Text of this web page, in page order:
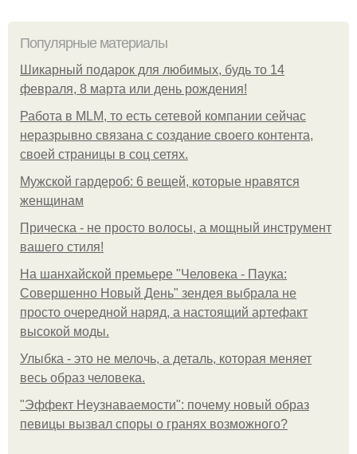
Популярные материалы
Шикарный подарок для любимых, будь то 14
февраля, 8 марта или день рождения!
Работа в MLM, то есть сетевой компании сейчас
неразрывно связана с создание своего контента,
своей страницы в соц сетях.
Мужской гардероб: 6 вещей, которые нравятся
женщинам
Прическа - не просто волосы, а мощный инструмент
вашего стиля!
На шанхайской премьере "Человека - Паука:
Совершенно Новый День" зендея выбрала не
просто очередной наряд, а настоящий артефакт
высокой моды.
Улыбка - это не мелочь, а деталь, которая меняет
весь образ человека.
"Эффект Неузнаваемости": почему новый образ
певицы вызвал споры о гранях возможного?